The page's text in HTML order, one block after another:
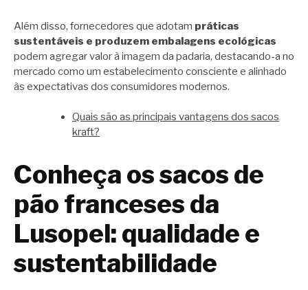
Além disso, fornecedores que adotam práticas
sustentáveis e produzem embalagens ecológicas
podem agregar valor à imagem da padaria, destacando-a no
mercado como um estabelecimento consciente e alinhado
às expectativas dos consumidores modernos.
Quais são as principais vantagens dos sacos
kraft?
Conheça os sacos de
pão franceses da
Lusopel: qualidade e
sustentabilidade